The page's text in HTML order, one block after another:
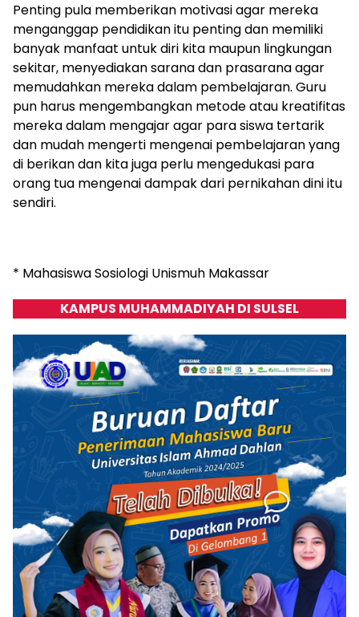
Penting pula memberikan motivasi agar mereka
menganggap pendidikan itu penting dan memiliki
banyak manfaat untuk diri kita maupun lingkungan
sekitar, menyediakan sarana dan prasarana agar
memudahkan mereka dalam pembelajaran. Guru
pun harus mengembangkan metode atau kreatifitas
mereka dalam mengajar agar para siswa tertarik
dan mudah mengerti mengenai pembelajaran yang
di berikan dan kita juga perlu mengedukasi para
orang tua mengenai dampak dari pernikahan dini itu
sendiri.
* Mahasiswa Sosiologi Unismuh Makassar
KAMPUS MUHAMMADIYAH DI SULSEL